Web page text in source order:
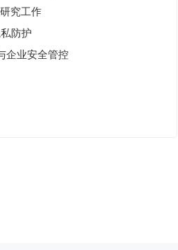
究工作
防护
企业安全管控